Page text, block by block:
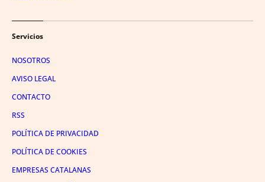
Servicios
NOSOTROS
AVISO LEGAL
CONTACTO
RSS
POLÍTICA DE PRIVACIDAD
POLÍTICA DE COOKIES
EMPRESAS CATALANAS